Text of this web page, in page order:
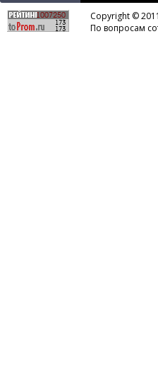
Copyright ©
По вопросам